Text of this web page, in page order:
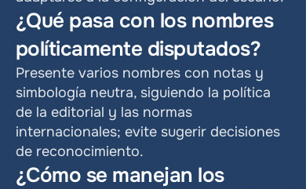
¿Qué pasa con los nombres
políticamente disputados?
Presente varios nombres con notas y
simbología neutra, siguiendo la política
de la editorial y las normas
internacionales; evite sugerir decisiones
de reconocimiento.
¿Cómo se manejan los